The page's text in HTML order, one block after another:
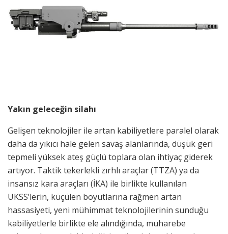
Yakın geleceğin silahı
Gelişen teknolojiler ile artan kabiliyetlere paralel olarak
daha da yıkıcı hale gelen savaş alanlarında, düşük geri
tepmeli yüksek ateş güçlü toplara olan ihtiyaç giderek
artıyor. Taktik tekerlekli zırhlı araçlar (TTZA) ya da
insansız kara araçları (İKA) ile birlikte kullanılan
UKSS’lerin, küçülen boyutlarına rağmen artan
hassasiyeti, yeni mühimmat teknolojilerinin sunduğu
kabiliyetlerle birlikte ele alındığında, muharebe